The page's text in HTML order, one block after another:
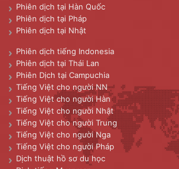
Phiên dịch tại Hàn Quốc
Phiên dịch tại Pháp
Phiên dịch tại Nhật
Phiên dịch tiếng Indonesia
Phiên dịch tại Thái Lan
Phiên Dịch tại Campuchia
Tiếng Việt cho người NN
Tiếng Việt cho người Hàn
Tiếng Việt cho người Nhật
Tiếng Việt cho người Trung
Tiếng Việt cho người Nga
Tiếng Việt cho người Pháp
Dịch thuật hồ sơ du học